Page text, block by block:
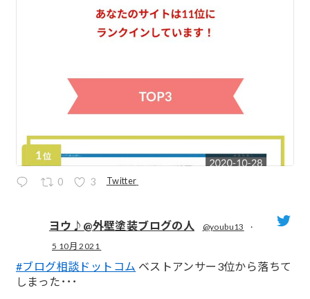
0 3 Twitter
ヨウ♪@外壁塗装ブログの人 @youbu13
·
5 10月 2021
#ブログ相談ドットコム ベストアンサー3位から落ちて
しまった･･･